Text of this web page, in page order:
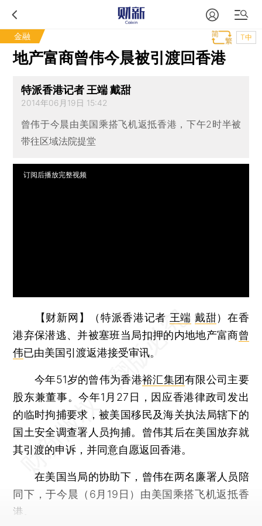
金融 T中
地产富商曾伟今晨被引渡回香港
特派香港记者 王端 戴甜
2014年06月19日 15:42
曾伟于今晨由美国乘搭飞机返抵香港，下午2时半被
带往区域法院提堂
订阅后播放完整视频
【财新网】（特派香港记者 王端 戴甜） 在香
港弃保潜逃、并被塞班当局扣押的内地地产富商曾
伟已由美国引渡返港接受审讯。
今年51岁的曾伟为香港裕汇集团有限公司主要
股东兼董事。今年1月27日，因应香港律政司发出
的临时拘捕要求，被美国移民及海关执法局辖下的
国土安全调查署人员拘捕。曾伟其后在美国放弃就
其引渡的申诉，并同意自愿返回香港。
在美国当局的协助下，曾伟在两名廉署人员陪
同下，于今晨（6月19日）由美国乘搭飞机返抵香
港。